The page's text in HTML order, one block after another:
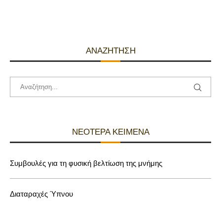
ΑΝΑΖΉΤΗΣΗ
ΝΕΌΤΕΡΑ ΚΕΊΜΕΝΑ
Συμβουλές για τη φυσική βελτίωση της μνήμης
Διαταραχές Ύπνου